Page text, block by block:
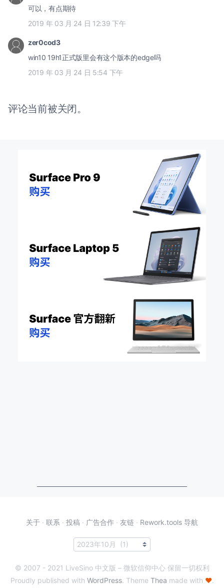
可以，有点期待
2019 年 03 月 24 日 12:39 下午
zer0cod3
win10 19h1正式版里会有这个版本的edge吗
2019 年 03 月 24 日 5:54 下午
评论当前被关闭。
关于 · 联系 · 投稿 · 广告合作 · 友链 · Rework.tools 导航
© 2007 - 2021 LiveSino 中文版 – 微软信仰中心 保留一切权利
Proudly published with WordPress. Theme Thea made with ♥.